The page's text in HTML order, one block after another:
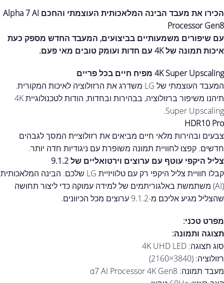
הכירו את מעבד הבינה המלאכותית העוצמתי והחכם Alpha 7 AI
Processor Gen8
עם שיפורים משמעותיים בביצועים, המעבד החדש מספק כעת
איכות תמונה של 4K עם חדות ועומק טובים מאי פעם.
4K Super Upscaling מפיח חיים בכל פריים
המעבד העוצמתי של LG משדרג את הרזולוציה לאיכות המקורית.
תיהנו משיפור ברזולוציה, בבהירות ובחדות, הודות לטכנולוגיית 4K
Super Upscaling.
HDR10 Pro
צבעים ובהירות מלאי חיים מביאים את רזולוציית המסך לגבהים
חדשים. קפצו לחוויית תמונה משופרת עם ניגודיות חדה יותר.
צליל היקפי עוטף עם ערוצים וירטואליים של 9.1.2
קבלו חוויית צליל היקפי רק עם טלוויזיית LG שלכם. הבינה המלאכותית
(AI) משתמשת באלגוריתמים של למידה עמוקה כדי ליצור תחושה
שהצליל מגיע אליכם מ-9.1.2 ערוצים מכל הכיוונים.
מפרט טכני:
תצוגה ותמונה:
סוג תצוגה: 4K UHD LED
רזולוציה: (3840×2160)
מעבד תמונה: α7 AI Processor 4K Gen8